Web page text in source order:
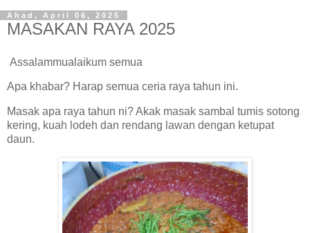
Ahad, April 06, 2025
MASAKAN RAYA 2025
Assalammualaikum semua
Apa khabar? Harap semua ceria raya tahun ini.
Masak apa raya tahun ni? Akak masak sambal tumis sotong
kering, kuah lodeh dan rendang lawan dengan ketupat
daun.